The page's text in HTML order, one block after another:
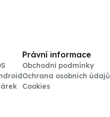
Právní informace
Obchodní podmínky
Ochrana osobních údajů
Cookies